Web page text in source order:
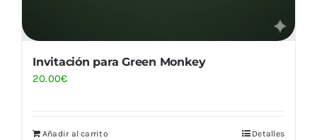
Invitación para Green Monkey
20.00€
Añadir al carrito Detalles